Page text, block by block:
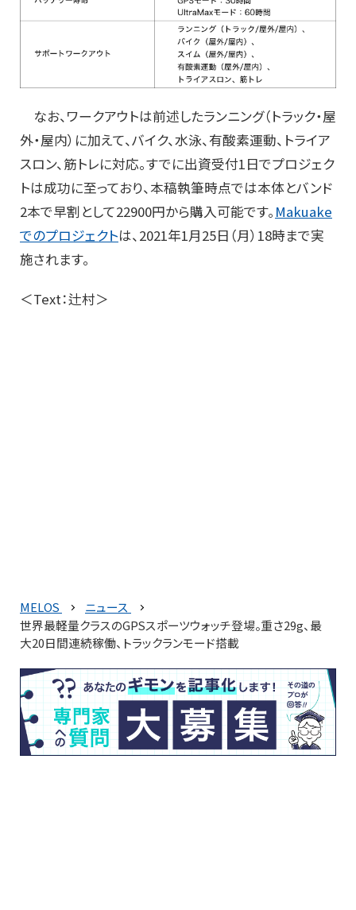
なお、ワークアウトは前述したランニング（トラック・屋
外・屋内）に加えて、バイク、水泳、有酸素運動、トライア
スロン、筋トレに対応。すでに出資受付1日でプロジェク
トは成功に至っており、本稿執筆時点では本体とバンド
2本で早割として22900円から購入可能です。 Makuake
でのプロジェクトは、2021年1月25日（月）18時まで実
施されます。
＜Text：辻村＞
MELOS
ニュース
世界最軽量クラスのGPSスポーツウォッチ登場。重さ29g、最
大20日間連続稼働、トラックランモード搭載